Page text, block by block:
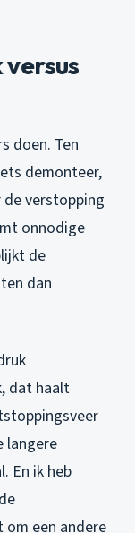
doen. Ten
demonteer,
de verstopping
onnodige
de
dan
dat haalt
langere
En ik heb
een andere